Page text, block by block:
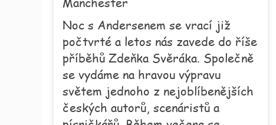
Noc s Andersenem se vrací již
počtvrté a letos nás zavede do říše
příběhů Zdeňka Svěráka. Společně
se vydáme na hravou výpravu
světem jednoho z nejoblíbenějších
českých autorů, scenáristů a